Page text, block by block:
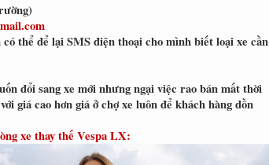
thể để lại SMS điện thoại cho mình biết loại xe cần
đổi sang xe mới nhưng ngại việc rao bán mất thời
giá cao hơn giá ở chợ xe luôn để khách hàng dồn
xe thay thế Vespa LX: